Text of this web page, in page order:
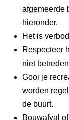
afgemeerde
hieronder.
Het is
Respecteer
niet
Gooi je
worden
de buurt.
Bouwafval